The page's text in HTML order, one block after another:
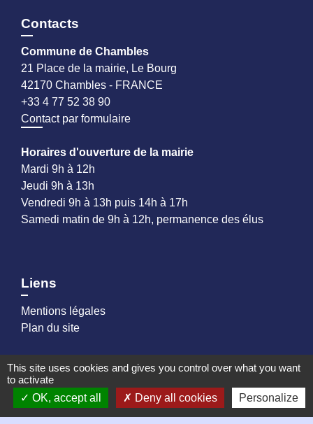
Contacts
Commune de Chambles
21 Place de la mairie, Le Bourg
42170 Chambles - FRANCE
+33 4 77 52 38 90
Contact par formulaire
Horaires d'ouverture de la mairie
Mardi 9h à 12h
Jeudi 9h à 13h
Vendredi 9h à 13h puis 14h à 17h
Samedi matin de 9h à 12h, permanence des élus
Liens
Mentions légales
Plan du site
Partenaires
Loire Forez Agglomération
This site uses cookies and gives you control over what you want
to activate
OK, accept all
Deny all cookies Personalize